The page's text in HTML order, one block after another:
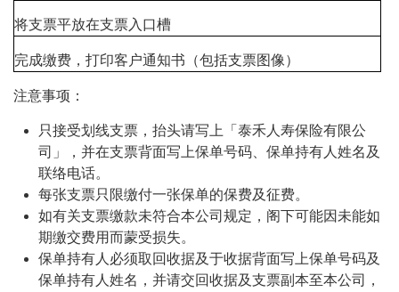
将支票平放在支票入口槽
完成缴费，打印客户通知书（包括支票图像）
注意事项：
只接受划线支票，抬头请写上「泰禾人寿保险有限公
司」，并在支票背面写上保单号码、保单持有人姓名及
联络电话。
每张支票只限缴付一张保单的保费及征费。
如有关支票缴款未符合本公司规定，阁下可能因未能如
期缴交费用而蒙受损失。
保单持有人必须取回收据及于收据背面写上保单号码及
保单持有人姓名，并请交回收据及支票副本至本公司，